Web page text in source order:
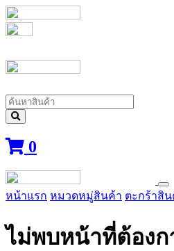
0
หน้าแรก หมวดหมู่สินค้า ตะกร้าสิน
ไม่พบหน้าที่ต้องก